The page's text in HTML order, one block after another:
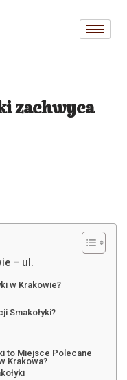
zachwyca
– ul.
w Krakowie?
Smakołyki?
to Miejsce Polecane
Krakowa?